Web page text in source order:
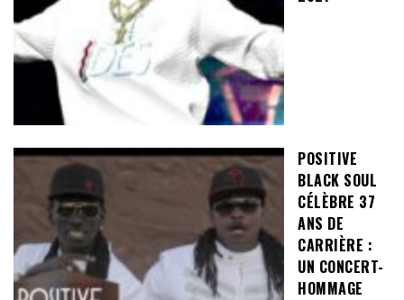
POSITIVE
BLACK SOUL
CÉLÈBRE 37
ANS DE
CARRIÈRE :
UN CONCERT-
HOMMAGE